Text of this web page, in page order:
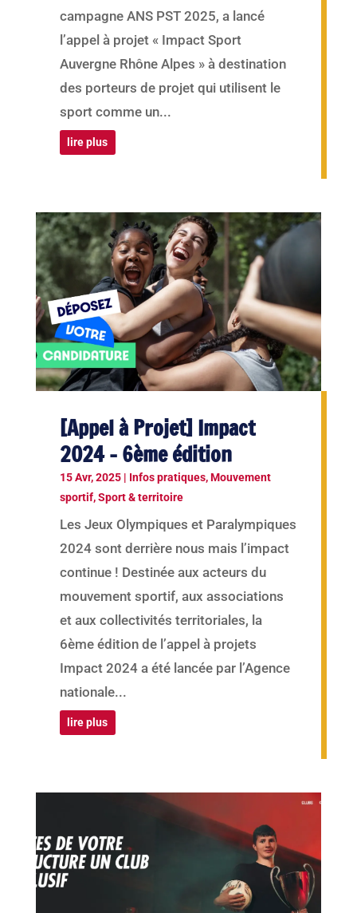
campagne ANS PST 2025, a lancé
l’appel à projet « Impact Sport
Auvergne Rhône Alpes » à destination
des porteurs de projet qui utilisent le
sport comme un...
lire plus
[Appel à Projet] Impact
2024 – 6ème édition
15 Avr, 2025| Infos pratiques,Mouvement
sportif,Sport & territoire
Les Jeux Olympiques et Paralympiques
2024 sont derrière nous mais l’impact
continue ! Destinée aux acteurs du
mouvement sportif, aux associations
et aux collectivités territoriales, la
6ème édition de l’appel à projets
Impact 2024 a été lancée par l’Agence
nationale...
lire plus